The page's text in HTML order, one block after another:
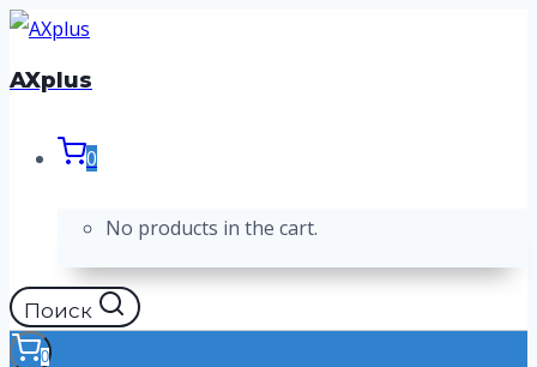
Перейти
к
AXplus
0
No products in the cart.
Поиск
0